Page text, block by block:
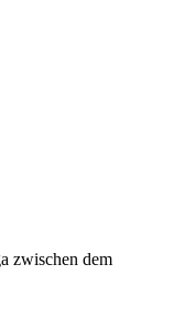
zwischen dem